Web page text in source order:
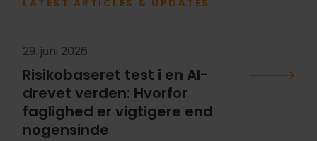
LATEST ARTICLES & UPDATES
29. juni 2026
Risikobaseret test i en AI-
drevet verden: Hvorfor
faglighed er vigtigere end
nogensinde